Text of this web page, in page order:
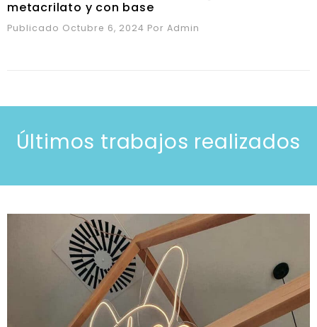
metacrilato y con base
Publicado Octubre 6, 2024 Por Admin
Últimos trabajos realizados